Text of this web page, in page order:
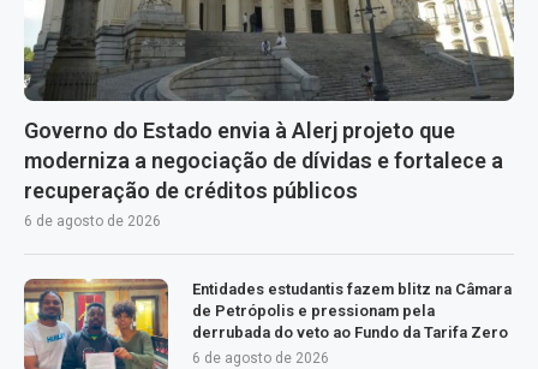
Governo do Estado envia à Alerj projeto que
moderniza a negociação de dívidas e fortalece a
recuperação de créditos públicos
6 de agosto de 2026
Entidades estudantis fazem blitz na Câmara
de Petrópolis e pressionam pela
derrubada do veto ao Fundo da Tarifa Zero
6 de agosto de 2026